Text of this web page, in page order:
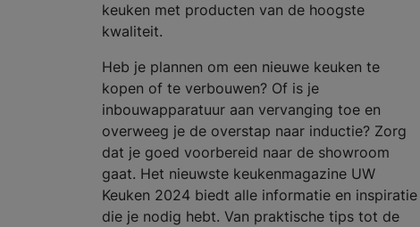
keuken met producten van de hoogste
kwaliteit.
Heb je plannen om een nieuwe keuken te
kopen of te verbouwen? Of is je
inbouwapparatuur aan vervanging toe en
overweeg je de overstap naar inductie? Zorg
dat je goed voorbereid naar de showroom
gaat. Het nieuwste keukenmagazine UW
Keuken 2024 biedt alle informatie en inspiratie
die je nodig hebt. Van praktische tips tot de